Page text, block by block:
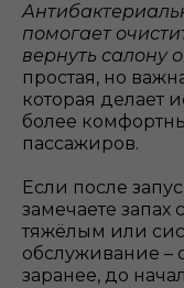
помогает
вернуть салону
простая, но
которая делает
более
пассажиров.
Если после
замечаете запах
тяжёлым или
обслуживание –
заранее, до